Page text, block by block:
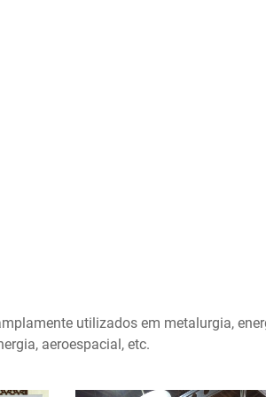
utilizados em metalurgia,
aeroespacial, etc.